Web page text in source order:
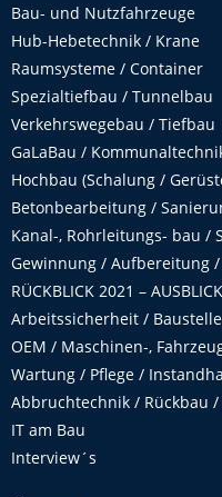
Bau- und Nutzfahrzeuge
Hub-Hebetechnik / Krane
Raumsysteme / Container
Spezialtiefbau / Tunnelbau
Verkehrswegebau / Tiefbau
GaLaBau /
Hochbau (Schalung /
Betonbearbeitung /
Kanal-, Rohrleitungs- bau /
Gewinnung / Aufbereitung
RÜCKBLICK 2021 –
Arbeitssicherheit /
OEM / Maschinen-,
Wartung / Pflege /
Abbruchtechnik / Rückbau /
IT am Bau
Interview´s